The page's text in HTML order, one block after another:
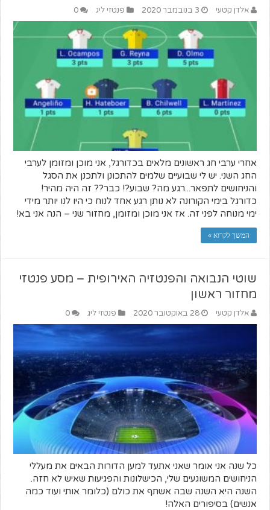
אלדן קטעי 3 בנובמבר 2020 פנטזי ליג 0
אחרי ערבי חג ראשונים מלאים בכדורגל, אני מוכן ומזומן לערבי
החג השני. יש לי שבועיים שלמים להתכונן ולתכנן את הסגל
והניחושים לתפאר...רגע מה? שבוע?! כבר?? זה היה מהיר!
כדורגל בימי הקורונה לא נותן רגע אחד לנוח כי היו לנו יותר מידי
ימי מנוחה לפני זה. אז אני מוכן ומזומן, מחזור שני – הנה אני בא!
המשך לקרוא »
שוטי הנבואה והפנטזיה האירופית – מסע פנטזי
מחזור ראשון
אלדן קטעי 28 באוקטובר 2020 פנטזי ליג 0
כל שנה אני אומר שאני אתעד למען הדורות הבאים את מעללי
הניחושים המשוגעים שלי, הכישלונות והפגיעות שאיש לא חזה.
השנה היא השנה שבה אשתף את כולם (כלומר אותי ועוד כמה
אנשים) בסיפורים האלה!